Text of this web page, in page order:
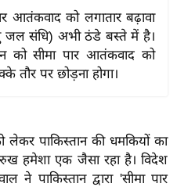
आतंकवाद को लगातार बढ़ावा
जल संधि) अभी ठंडे बस्ते में है।
को सीमा पार आतंकवाद को
तौर पर छोड़ना होगा।
लेकर पाकिस्तान की धमकियों का
हमेशा एक जैसा रहा है। विदेश
ने पाकिस्तान द्वारा 'सीमा पार